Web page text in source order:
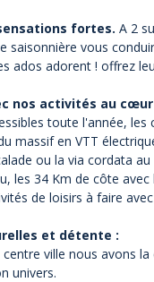
fortes. A 2
saisonnière vous
ados adorent ! offrez
nos activités au
toute l'année,
massifen VTT
ou la via cordata
les 34 Km de côte
de loisirs à faire
et détente :
ville nous avons
univers.